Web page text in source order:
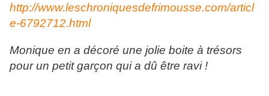
http://www.leschroniquesdefrimousse.com/articl
e-6792712.html
Monique en a décoré une jolie boite à trésors
pour un petit garçon qui a dû être ravi !